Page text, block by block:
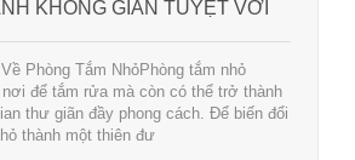
KHÔNG GIAN TUYỆT VỜI
Phòng Tắm NhỏPhòng tắm nhỏ
nơi để tắm rửa mà còn có thể trở thành
thư giãn đầy phong cách. Để biến đổi
thành một thiên đư